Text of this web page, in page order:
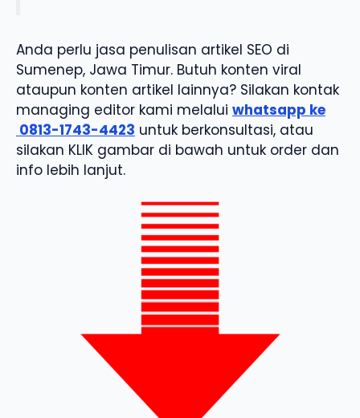
Anda perlu jasa penulisan artikel SEO di
Sumenep, Jawa Timur. Butuh konten viral
ataupun konten artikel lainnya? Silakan kontak
managing editor kami melalui whatsapp ke
0813-1743-4423 untuk berkonsultasi, atau
silakan KLIK gambar di bawah untuk order dan
info lebih lanjut.